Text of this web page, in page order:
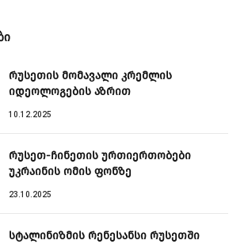
რუსეთის მომავალი კრემლის
იდეოლოგების აზრით
10.12.2025
რუსეთ-ჩინეთის ურთიერთობები
უკრაინის ომის ფონზე
23.10.2025
სტალინიზმის რენესანსი რუსეთში